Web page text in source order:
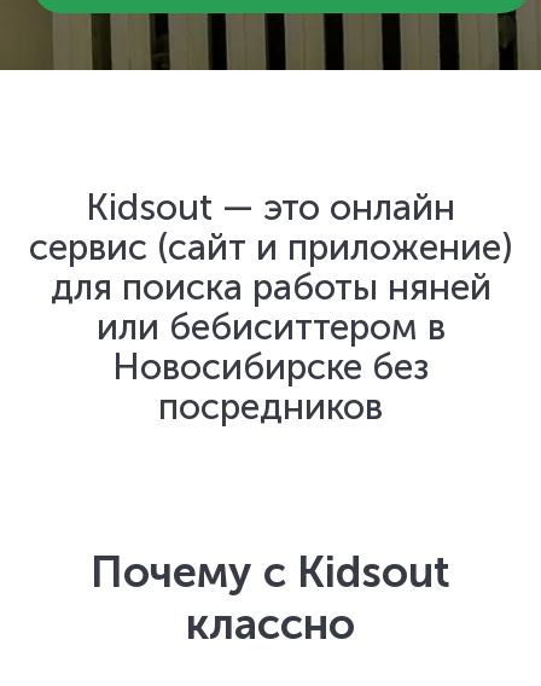
Kidsout — это онлайн
сервис (сайт и приложение)
для поиска работы няней
или бебиситтером в
Новосибирске без
посредников
Почему с Kidsout
классно